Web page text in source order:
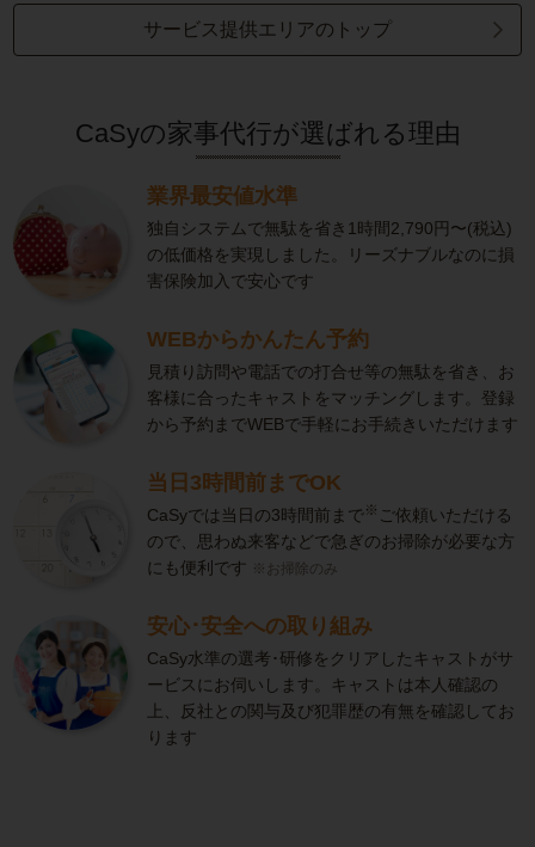
サービス提供エリアのトップ
CaSyの家事代行が選ばれる理由
業界最安値水準
独自システムで無駄を省き1時間2,790円〜(税込)
の低価格を実現しました。リーズナブルなのに損
害保険加入で安心です
WEBからかんたん予約
見積り訪問や電話での打合せ等の無駄を省き、お
客様に合ったキャストをマッチングします。登録
から予約までWEBで手軽にお手続きいただけます
当日3時間前までOK
CaSyでは当日の3時間前まで※ ご依頼いただける
ので、思わぬ来客などで急ぎのお掃除が必要な方
にも便利です ※お掃除のみ
安心･安全への取り組み
CaSy水準の選考･研修をクリアしたキャストがサ
ービスにお伺いします。キャストは本人確認の
上、反社との関与及び犯罪歴の有無を確認してお
ります